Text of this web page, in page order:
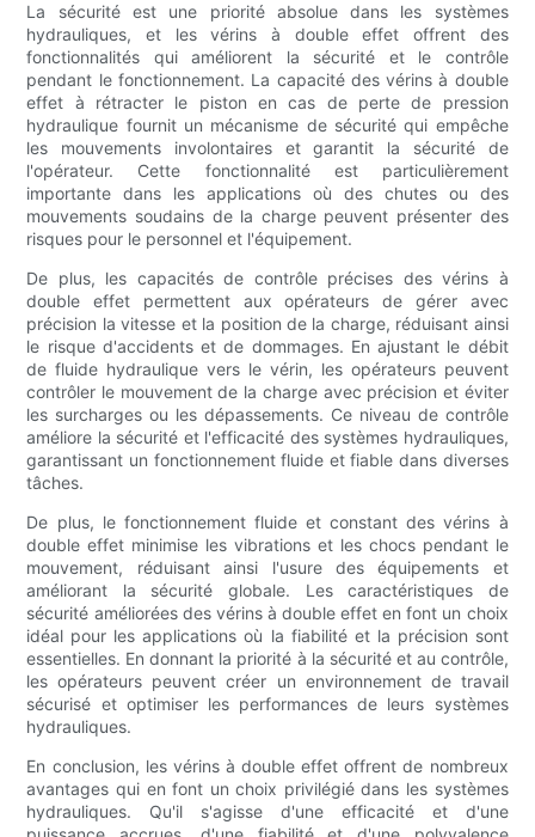
La sécurité est une priorité absolue dans les systèmes
hydrauliques, et les vérins à double effet offrent des
fonctionnalités qui améliorent la sécurité et le contrôle
pendant le fonctionnement. La capacité des vérins à double
effet à rétracter le piston en cas de perte de pression
hydraulique fournit un mécanisme de sécurité qui empêche
les mouvements involontaires et garantit la sécurité de
l'opérateur. Cette fonctionnalité est particulièrement
importante dans les applications où des chutes ou des
mouvements soudains de la charge peuvent présenter des
risques pour le personnel et l'équipement.
De plus, les capacités de contrôle précises des vérins à
double effet permettent aux opérateurs de gérer avec
précision la vitesse et la position de la charge, réduisant ainsi
le risque d'accidents et de dommages. En ajustant le débit
de fluide hydraulique vers le vérin, les opérateurs peuvent
contrôler le mouvement de la charge avec précision et éviter
les surcharges ou les dépassements. Ce niveau de contrôle
améliore la sécurité et l'efficacité des systèmes hydrauliques,
garantissant un fonctionnement fluide et fiable dans diverses
tâches.
De plus, le fonctionnement fluide et constant des vérins à
double effet minimise les vibrations et les chocs pendant le
mouvement, réduisant ainsi l'usure des équipements et
améliorant la sécurité globale. Les caractéristiques de
sécurité améliorées des vérins à double effet en font un choix
idéal pour les applications où la fiabilité et la précision sont
essentielles. En donnant la priorité à la sécurité et au contrôle,
les opérateurs peuvent créer un environnement de travail
sécurisé et optimiser les performances de leurs systèmes
hydrauliques.
En conclusion, les vérins à double effet offrent de nombreux
avantages qui en font un choix privilégié dans les systèmes
hydrauliques. Qu'il s'agisse d'une efficacité et d'une